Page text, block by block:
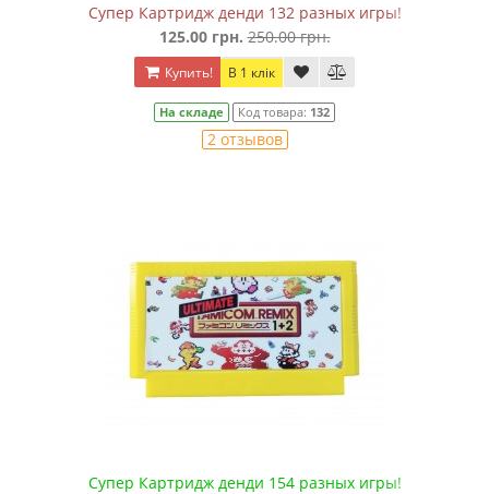
Супер Картридж денди 132 разных игры!
125.00 грн. 250.00 грн.
Купить! В 1 клік
На складе Код товара: 132
2 отзывов
Супер Картридж денди 154 разных игры!